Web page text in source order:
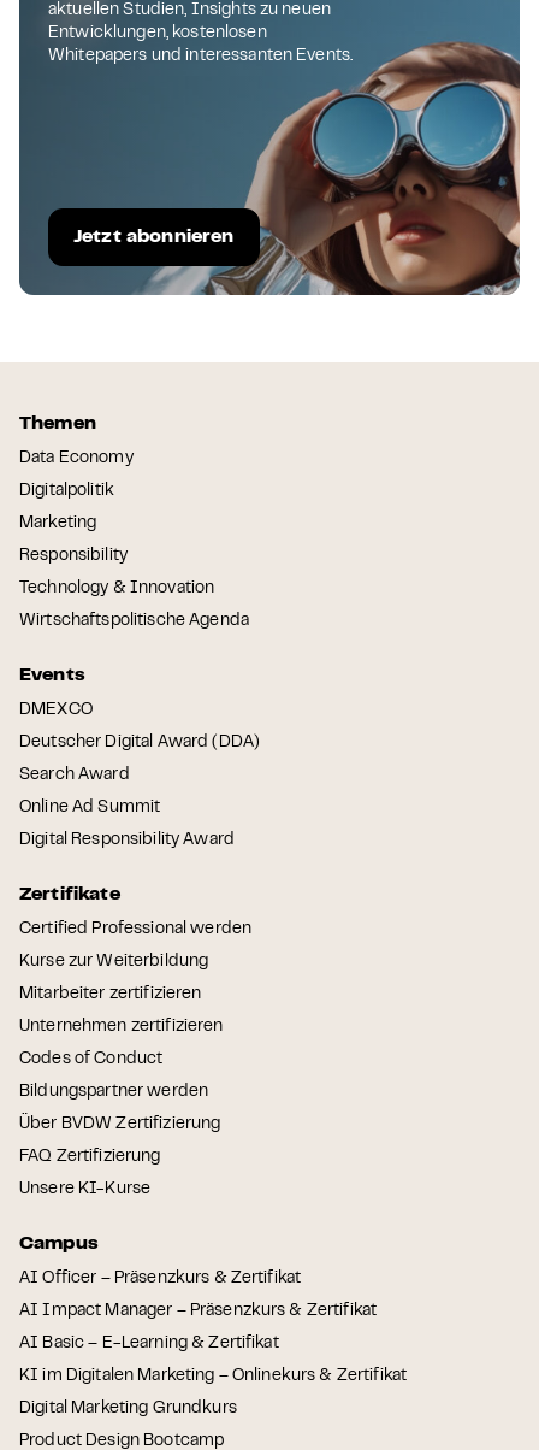
aktuellen Studien, Insights zu neuen
Entwicklungen, kostenlosen
Whitepapers und interessanten Events.
Jetzt abonnieren
Themen
Data Economy
Digitalpolitik
Marketing
Responsibility
Technology & Innovation
Wirtschaftspolitische Agenda
Events
DMEXCO
Deutscher Digital Award (DDA)
Search Award
Online Ad Summit
Digital Responsibility Award
Zertifikate
Certified Professional werden
Kurse zur Weiterbildung
Mitarbeiter zertifizieren
Unternehmen zertifizieren
Codes of Conduct
Bildungspartner werden
Über BVDW Zertifizierung
FAQ Zertifizierung
Unsere KI-Kurse
Campus
AI Officer – Präsenzkurs & Zertifikat
AI Impact Manager – Präsenzkurs & Zertifikat
AI Basic – E-Learning & Zertifikat
KI im Digitalen Marketing – Onlinekurs & Zertifikat
Digital Marketing Grundkurs
Product Design Bootcamp